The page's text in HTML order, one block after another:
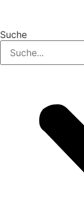
Suche